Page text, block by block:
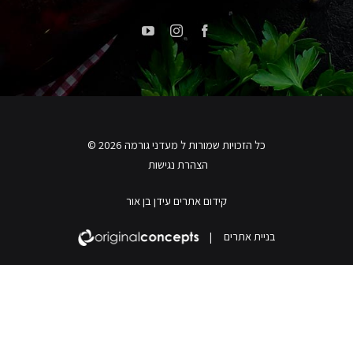
כל הזכויות שמורות ל מעדני גורמה 2026 ©
הצהרת נגישות
קידום אתרים עידן בן אור
בניית אתרים |